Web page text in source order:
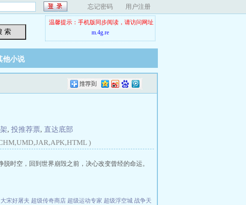
忘记密码 用户注册
索
温馨提示：手机版同步阅读，请访问网址
m.4g.re
他小说
, 投推荐票, 直达底部
)
时空，回到世界崩毁之前，决心改变曾经的命运。
大宋好屠夫 超级传奇商店 超级运动专家 超级浮空城 战争天